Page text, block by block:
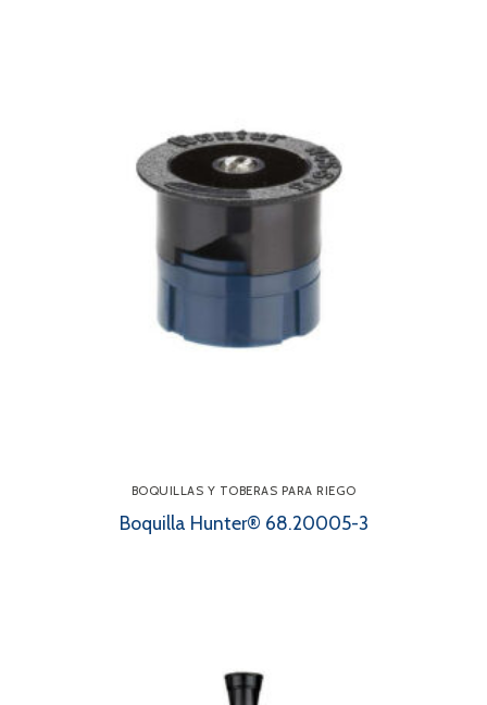
BOQUILLAS Y TOBERAS PARA RIEGO
Boquilla Hunter® 68.20005-3